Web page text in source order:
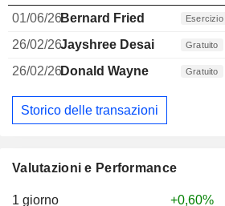
Valutazioni e Performance
1 giorno
+0,60%
01/06/26Bernard Fried Esercizio
26/02/26Jayshree Desai Gratuito
26/02/26Donald Wayne Gratuito
Storico delle transazioni